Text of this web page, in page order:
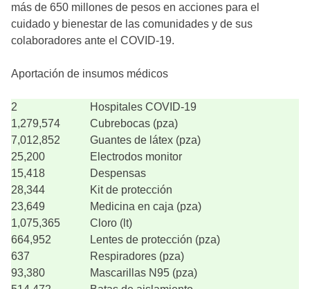
más de 650 millones de pesos en acciones para el
cuidado y bienestar de las comunidades y de sus
colaboradores ante el COVID-19.
Aportación de insumos médicos
2
Hospitales COVID-19
1,279,574
Cubrebocas (pza)
7,012,852
Guantes de látex (pza)
25,200
Electrodos monitor
15,418
Despensas
28,344
Kit de protección
23,649
Medicina en caja (pza)
1,075,365
Cloro (lt)
664,952
Lentes de protección (pza)
637
Respiradores (pza)
93,380
Mascarillas N95 (pza)